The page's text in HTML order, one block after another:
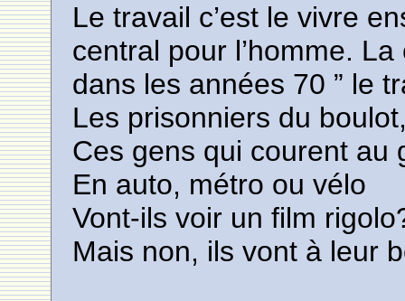
Le travail c’est le vivre
central pour l’homme.
dans les années 70 ” le
Les prisonniers du
Ces gens qui courent au
En auto, métro ou vélo
Vont-ils voir un film
Mais non, ils vont à leur